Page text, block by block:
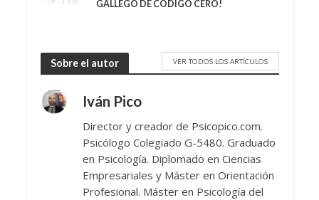
GALLEGO DE CÓDIGO CERO!
Sobre el autor VER TODOS LOS ARTÍCULOS
Iván Pico
Director y creador de Psicopico.com.
Psicólogo Colegiado G-5480. Graduado
en Psicología. Diplomado en Ciencias
Empresariales y Máster en Orientación
Profesional. Máster en Psicología del